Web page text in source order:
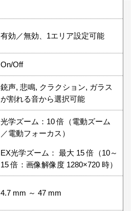
有効／無効、1エリア設定可能
On/Off
銃声, 悲鳴, クラクション, ガラス
が割れる音から選択可能
光学ズーム：10 倍（電動ズーム
／電動フォーカス）
EX光学ズーム： 最大 15 倍（10～
15 倍：画像解像度 1280×720 時）
4.7 mm ～ 47 mm